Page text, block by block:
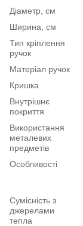
Діаметр, см
Ширина, см
Тип кріплення
ручок
Матеріал ручок
Кришка
Внутрішнє
покриття
Використання
металевих
предметів
Особливості
Сумісність з
джерелами
тепла